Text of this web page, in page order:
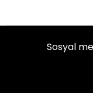
Sosyal